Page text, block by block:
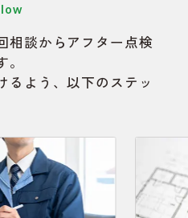
相談からアフター点検
るよう、以下のステッ